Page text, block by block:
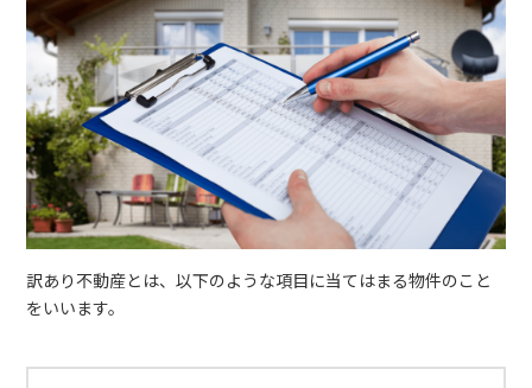
訳あり不動産とは、以下のような項目に当てはまる物件のこと
をいいます。